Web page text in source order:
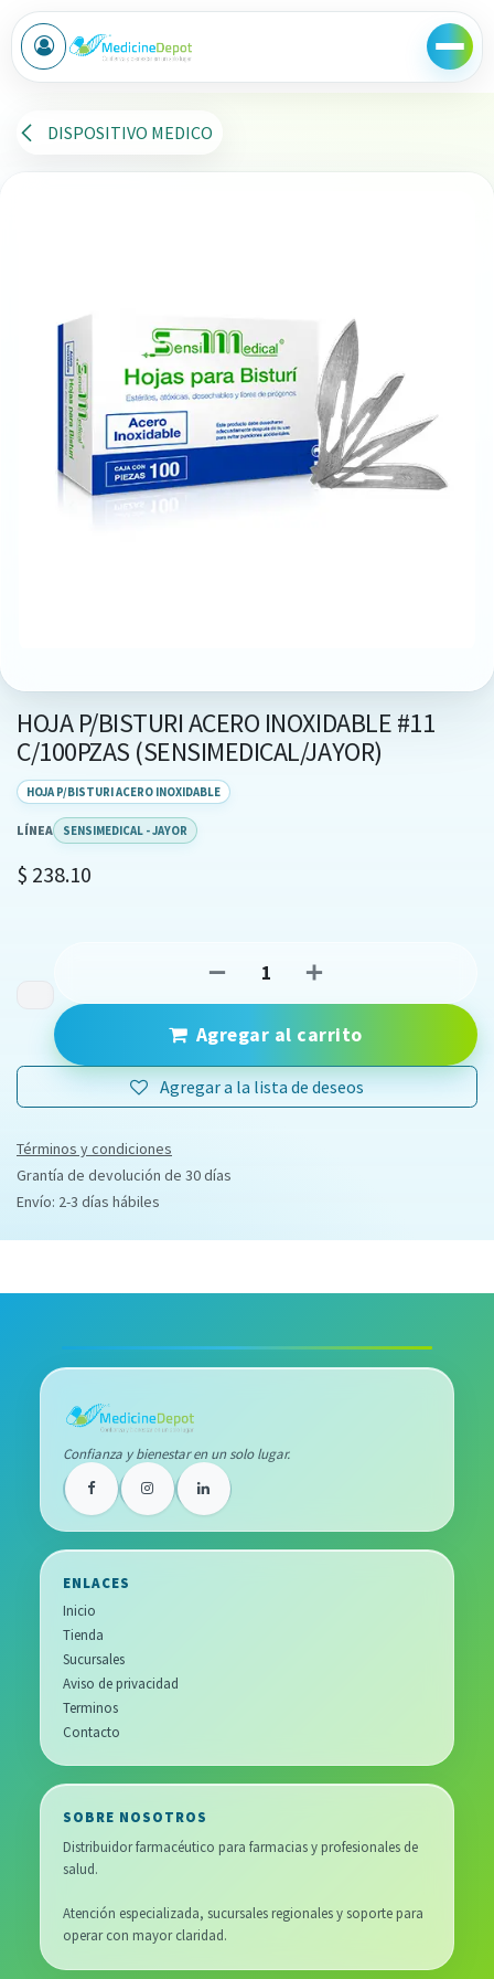
Ir al contenido
DISPOSITIVO MEDICO
HOJA P/BISTURI ACERO INOXIDABLE #11
C/100PZAS (SENSIMEDICAL/JAYOR)
HOJA P/BISTURI ACERO INOXIDABLE
LÍNEA SENSIMEDICAL - JAYOR
$ 238.10
Agregar al carrito
Agregar a la lista de deseos
Términos y condiciones
Grantía de devolución de 30 días
Envío: 2-3 días hábiles
Confianza y bienestar en un solo lugar.
ENLACES
Inicio
Tienda
Sucursales
Aviso de privacidad
Terminos
Contacto
SOBRE NOSOTROS
Distribuidor farmacéutico para farmacias y profesionales de
salud.
Atención especializada, sucursales regionales y soporte para
operar con mayor claridad.